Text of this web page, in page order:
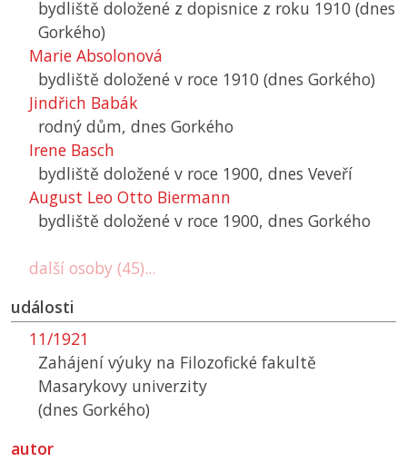
bydliště doložené z dopisnice z roku 1910 (dnes
Gorkého)
Marie Absolonová
bydliště doložené v roce 1910 (dnes Gorkého)
Jindřich Babák
rodný dům, dnes Gorkého
Irene Basch
bydliště doložené v roce 1900, dnes Veveří
August Leo Otto Biermann
bydliště doložené v roce 1900, dnes Gorkého
další osoby (45)...
události
11/1921
Zahájení výuky na Filozofické fakultě
Masarykovy univerzity
(dnes Gorkého)
autor